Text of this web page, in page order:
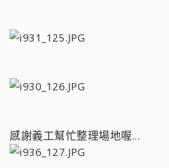
感謝義工幫忙整理場地喔...